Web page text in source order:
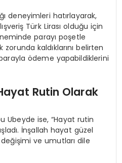
deneyimleri hatırlayarak,
Türk Lirası olduğu için
parayı poşetle
zorunda kaldıklarını belirten
ödeme yapabildiklerini
Rutin Olarak
Ubeyde ise, “Hayat rutin
İnşallah hayat güzel
ve umutları dile